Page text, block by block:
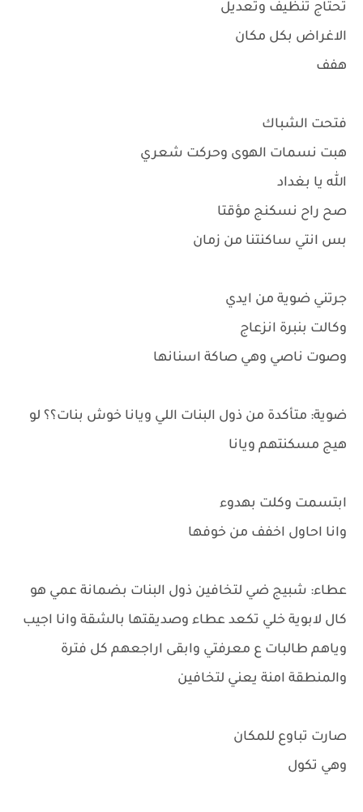
تحتاج تنظيف وتعديل
الاغراض بكل مكان
هفف
فتحت الشباك
هبت نسمات الهوى وحركت شعري
الله يا بغداد
صح راح نسكنج مؤقتا
بس انتي ساكنتنا من زمان
جرتني ضوية من ايدي
وكالت بنبرة انزعاج
وصوت ناصي وهي صاكة اسنانها
ضوية: متأكدة من ذول البنات اللي ويانا خوش بنات؟؟ لو
هيج مسكنتهم ويانا
ابتسمت وكلت بهدوء
وانا احاول اخفف من خوفها
عطاء: شبيج ضي لتخافين ذول البنات بضمانة عمي هو
كال لابوية خلي تكعد عطاء وصديقتها بالشقة وانا اجيب
وياهم طالبات ع معرفتي وابقى اراجعهم كل فترة
والمنطقة امنة يعني لتخافين
صارت تباوع للمكان
وهي تكول